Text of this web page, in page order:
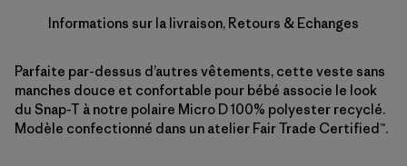
Informations sur la livraison, Retours & Echanges
Parfaite par-dessus d’autres vêtements, cette veste sans
manches douce et confortable pour bébé associe le look
du Snap-T à notre polaire Micro D 100% polyester recyclé.
Modèle confectionné dans un atelier Fair Trade Certified™.